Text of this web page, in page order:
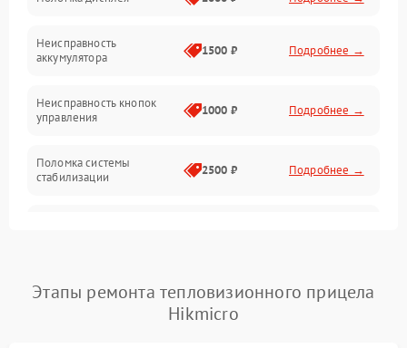
Неисправность
аккумулятора
1500 ₽ Подробнее →
Неисправность кнопок
управления
1000 ₽ Подробнее →
Поломка системы
стабилизации
2500 ₽ Подробнее →
Неисправность системы
Wi-Fi
1500 ₽ Подробнее →
Этапы ремонта тепловизионного прицела
Hikmicro